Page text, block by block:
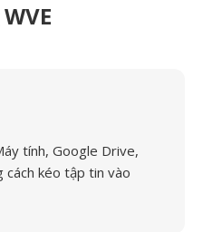
tính, Google Drive,
cách kéo tập tin vào